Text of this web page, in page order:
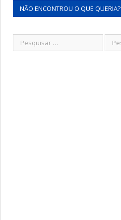
NÃO ENCONTROU O QUE QUERIA?